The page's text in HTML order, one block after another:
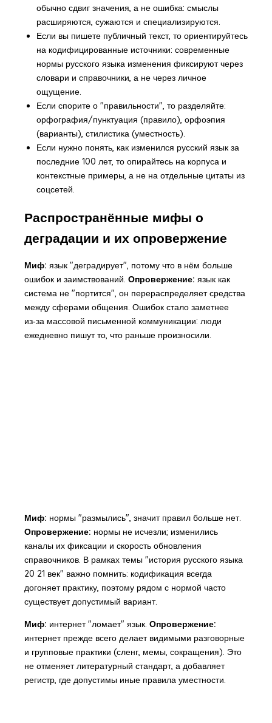
обычно сдвиг значения, а не ошибка: смыслы
расширяются, сужаются и специализируются.
Если вы пишете публичный текст, то ориентируйтесь
на кодифицированные источники: современные
нормы русского языка изменения фиксируют через
словари и справочники, а не через личное
ощущение.
Если спорите о "правильности", то разделяйте:
орфография/пунктуация (правило), орфоэпия
(варианты), стилистика (уместность).
Если нужно понять, как изменился русский язык за
последние 100 лет, то опирайтесь на корпуса и
контекстные примеры, а не на отдельные цитаты из
соцсетей.
Распространённые мифы о
деградации и их опровержение
Миф: язык "деградирует", потому что в нём больше
ошибок и заимствований. Опровержение: язык как
система не "портится", он перераспределяет средства
между сферами общения. Ошибок стало заметнее
из‑за массовой письменной коммуникации: люди
ежедневно пишут то, что раньше произносили.
Миф: нормы "размылись", значит правил больше нет.
Опровержение: нормы не исчезли; изменились
каналы их фиксации и скорость обновления
справочников. В рамках темы "история русского языка
20 21 век" важно помнить: кодификация всегда
догоняет практику, поэтому рядом с нормой часто
существует допустимый вариант.
Миф: интернет "ломает" язык. Опровержение:
интернет прежде всего делает видимыми разговорные
и групповые практики (сленг, мемы, сокращения). Это
не отменяет литературный стандарт, а добавляет
регистр, где допустимы иные правила уместности.